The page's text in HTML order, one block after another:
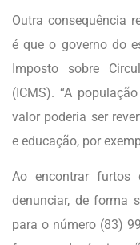
Outra consequência
é que o governo do
Imposto sobre
(ICMS). “A
valor poderia ser
e educação, por
Ao encontrar furtos
denunciar, de forma
para o número (83)